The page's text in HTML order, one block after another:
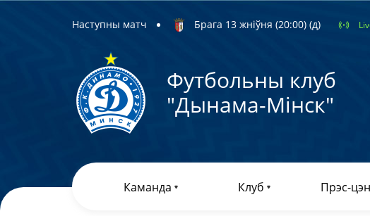
Наступны матч Брага 13 жніўня (20:00) (д)
Футбольны клуб
"Дынама-Мiнск"
Каманда Клуб Прэс-